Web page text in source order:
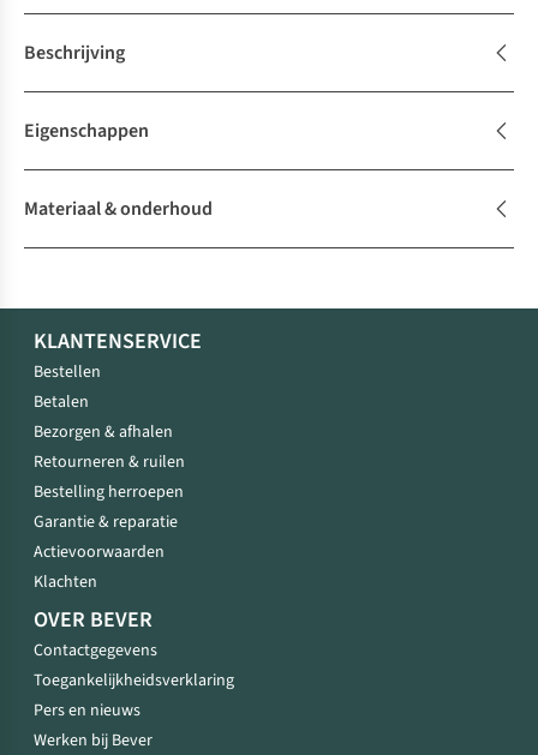
Beschrijving
Eigenschappen
Materiaal & onderhoud
KLANTENSERVICE
Bestellen
Betalen
Bezorgen & afhalen
Retourneren & ruilen
Bestelling herroepen
Garantie & reparatie
Actievoorwaarden
Klachten
OVER BEVER
Contactgegevens
Toegankelijkheidsverklaring
Pers en nieuws
Werken bij Bever